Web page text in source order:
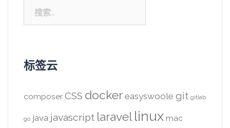
索：
标签云
composer CSS docker easyswoole git gitlab
go java javascript laravel linux mac